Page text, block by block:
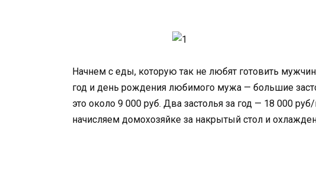
Начнем с еды, которую так не любят готовить
год и день рождения любимого мужа — большие
это около 9 000 руб. Два застолья за год — 18 000
начисляем домохозяйке за накрытый стол и